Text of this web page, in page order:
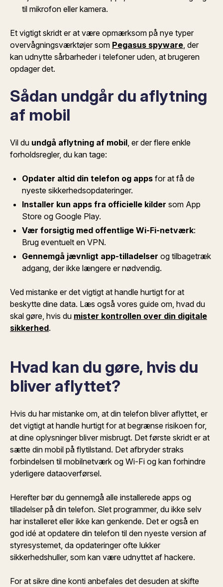
til mikrofon eller kamera.
Et vigtigt skridt er at være opmærksom på nye typer
overvågningsværktøjer som Pegasus spyware , der
kan udnytte sårbarheder i telefoner uden, at brugeren
opdager det.
Sådan undgår du aflytning
af mobil
Vil du undgå aflytning af mobil , er der flere enkle
forholdsregler, du kan tage:
Opdater altid din telefon og apps for at få de
nyeste sikkerhedsopdateringer.
Installer kun apps fra officielle kilder som App
Store og Google Play.
Vær forsigtig med offentlige Wi-Fi-netværk:
Brug eventuelt en VPN.
Gennemgå jævnligt app-tilladelser og tilbagetræk
adgang, der ikke længere er nødvendig.
Ved mistanke er det vigtigt at handle hurtigt for at
beskytte dine data. Læs også vores guide om, hvad du
skal gøre, hvis du mister kontrollen over din digitale
sikkerhed.
Hvad kan du gøre, hvis du
bliver aflyttet?
Hvis du har mistanke om, at din telefon bliver aflyttet, er
det vigtigt at handle hurtigt for at begrænse risikoen for,
at dine oplysninger bliver misbrugt. Det første skridt er at
sætte din mobil på flytilstand. Det afbryder straks
forbindelsen til mobilnetværk og Wi-Fi og kan forhindre
yderligere dataoverførsel.
Herefter bør du gennemgå alle installerede apps og
tilladelser på din telefon. Slet programmer, du ikke selv
har installeret eller ikke kan genkende. Det er også en
god idé at opdatere din telefon til den nyeste version af
styresystemet, da opdateringer ofte lukker
sikkerhedshuller, som kan være udnyttet af hackere.
For at sikre dine konti anbefales det desuden at skifte